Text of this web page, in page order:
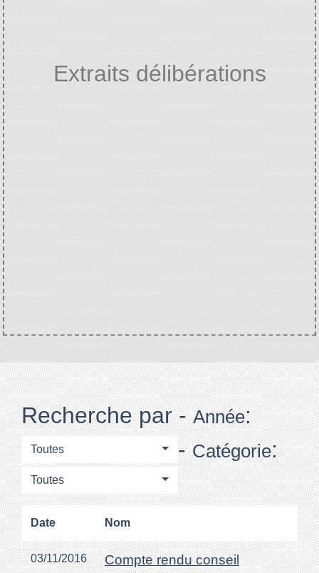
Extraits délibérations
Recherche par -Année:
Toutes -Catégorie:
Toutes
Date Nom
03/11/2016
Compte rendu conseil